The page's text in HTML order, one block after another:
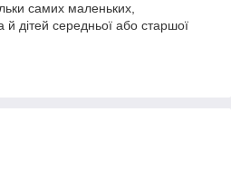
самих маленьких,
й дітей середньої або старшої